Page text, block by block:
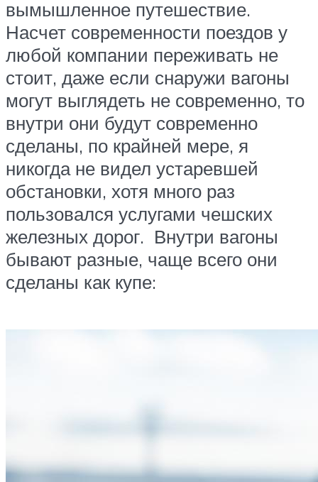
вымышленное путешествие.
Насчет современности поездов у
любой компании переживать не
стоит, даже если снаружи вагоны
могут выглядеть не современно, то
внутри они будут современно
сделаны, по крайней мере, я
никогда не видел устаревшей
обстановки, хотя много раз
пользовался услугами чешских
железных дорог. Внутри вагоны
бывают разные, чаще всего они
сделаны как купе: